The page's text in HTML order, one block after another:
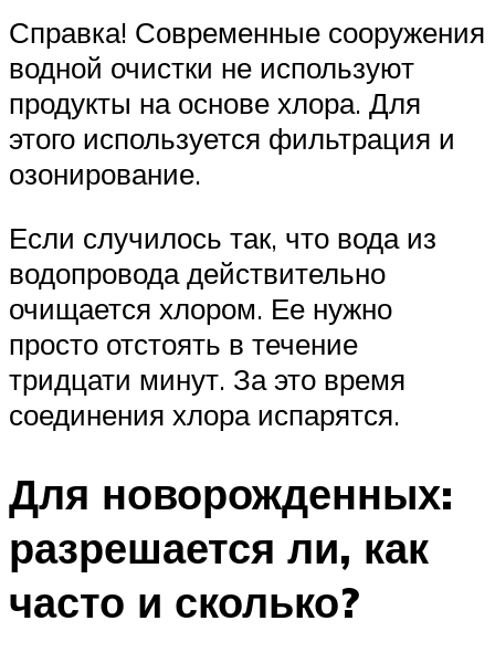
Справка! Современные сооружения
водной очистки не используют
продукты на основе хлора. Для
этого используется фильтрация и
озонирование.
Если случилось так, что вода из
водопровода действительно
очищается хлором. Ее нужно
просто отстоять в течение
тридцати минут. За это время
соединения хлора испарятся.
Для новорожденных:
разрешается ли, как
часто и сколько?